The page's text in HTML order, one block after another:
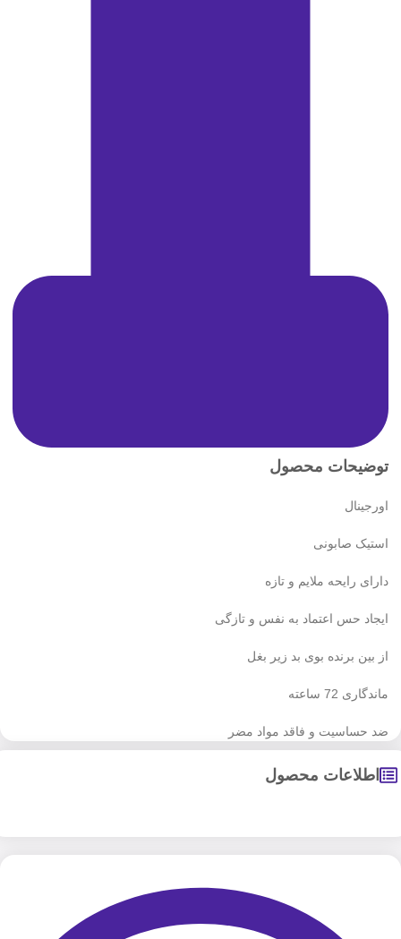
توضیحات محصول
اورجینال
استیک صابونی
دارای رایحه ملایم و تازه
ایجاد حس اعتماد به نفس و تازگی
از بین برنده بوی بد زیر بغل
ماندگاری 72 ساعته
ضد حساسیت و فاقد مواد مضر
اطلاعات محصول